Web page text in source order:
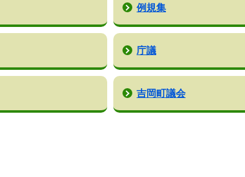
例規集
庁議
吉岡町議会